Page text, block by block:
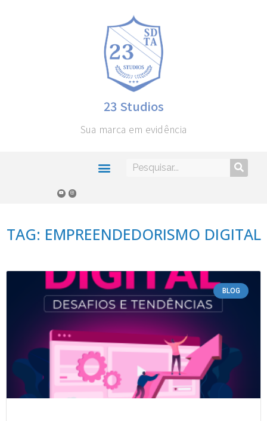
23 Studios
Sua marca em evidência
TAG: EMPREENDEDORISMO DIGITAL
BLOG